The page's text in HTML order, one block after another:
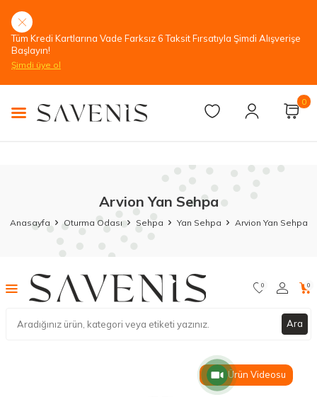
Tüm Kredi Kartlarına Vade Farksız 6 Taksit Fırsatıyla Şimdi Alışverişe
Başlayın!
Şimdi üye ol
0
Arvion Yan Sehpa
Anasayfa Oturma Odası Sehpa Yan Sehpa Arvion Yan Sehpa
Ara
0 0
Ürün Videosu